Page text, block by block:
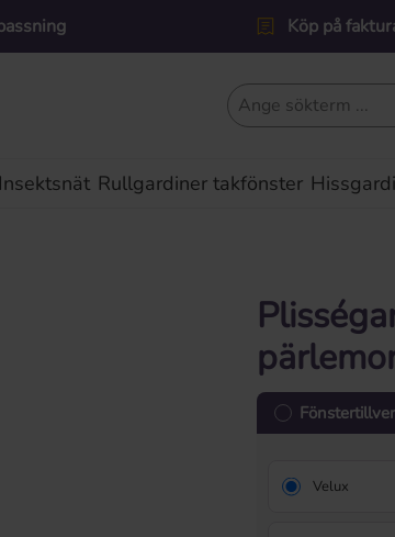
Köp på
Insektsnät Rullgardiner takfönster
Velux